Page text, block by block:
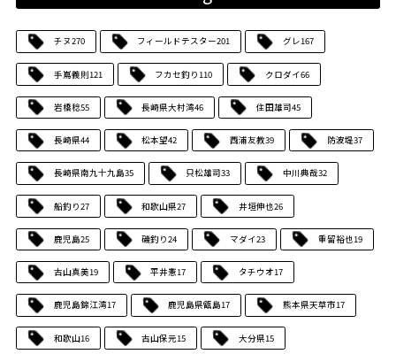
チヌ270 フィールドテスター201 グレ167
手嶌義則121 フカセ釣り 110 クロダイ66
岩橋稔55 長崎県大村湾46 住田雄司45
長崎県44 松本望42 西浦友教39 防波堤37
長崎県南九十九島35 只松雄司33 中川典哉32
船釣り27 和歌山県27 井垣伸也26
鹿児島25 磯釣り24 マダイ23 重留裕也19
古山真美19 平井憲17 タチウオ17
鹿児島錦江湾17 鹿児島県甑島17 熊本県天草市17
和歌山16 古山保元15 大分県15